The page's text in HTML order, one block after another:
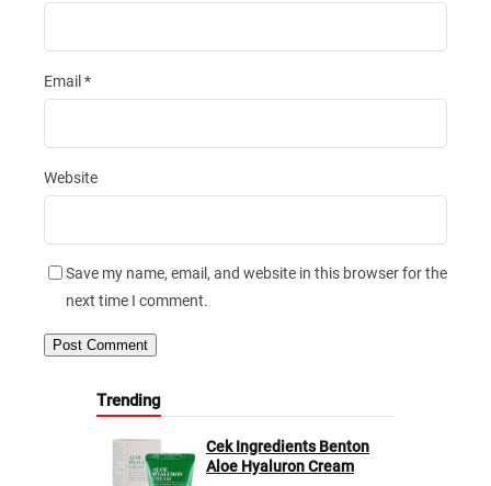
Email *
Website
Save my name, email, and website in this browser for the
next time I comment.
Trending
Cek Ingredients Benton
Aloe Hyaluron Cream